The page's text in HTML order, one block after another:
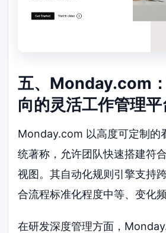
五、Monday.com
向的灵活工作管理平
Monday.com 以高度可定制的
统著称，允许团队快速搭建符
视图。其自动化规则引擎支持
合流程标准化程度中等、变化
在研发深度管理方面，